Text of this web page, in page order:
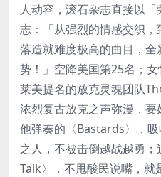
人动容，滚石杂志直接以
志：「从强烈的情感交织
落造就难度极高的曲目，
势！」空降美国第25名；
莱美提名的放克灵魂团队
浓烈复古放克之声弥漫，
他弹奏的〈Bastards〉，
之人，不被击倒越战越勇
Talk〉，不甩酸民说嘴，